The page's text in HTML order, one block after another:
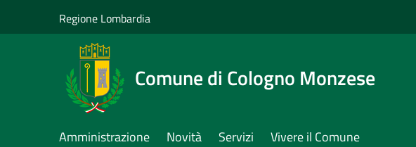
Regione Lombardia
Comune di Cologno Monzese
Amministrazione Novità Servizi Vivere il Comune